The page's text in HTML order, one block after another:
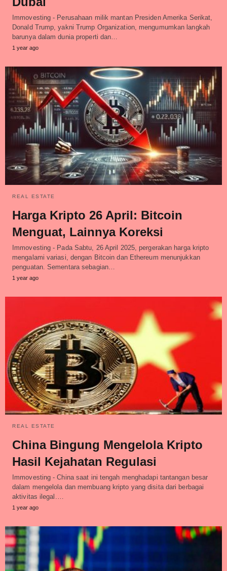
Immovesting - Perusahaan milik mantan Presiden Amerika Serikat,
Donald Trump, yakni Trump Organization, mengumumkan langkah
barunya dalam dunia properti dan…
1 year ago
REAL ESTATE
Harga Kripto 26 April: Bitcoin
Menguat, Lainnya Koreksi
Immovesting - Pada Sabtu, 26 April 2025, pergerakan harga kripto
mengalami variasi, dengan Bitcoin dan Ethereum menunjukkan
penguatan. Sementara sebagian…
1 year ago
REAL ESTATE
China Bingung Mengelola Kripto
Hasil Kejahatan Regulasi
Immovesting - China saat ini tengah menghadapi tantangan besar
dalam mengelola dan membuang kripto yang disita dari berbagai
aktivitas ilegal.…
1 year ago